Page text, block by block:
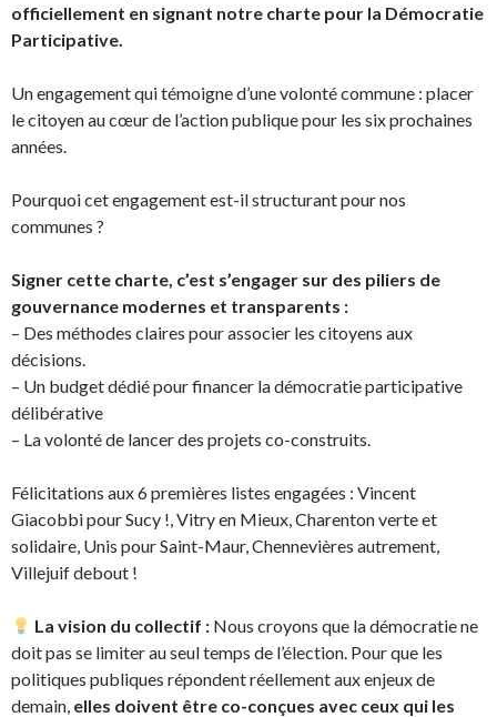
officiellement en signant notre charte pour la Démocratie
Participative.
Un engagement qui témoigne d’une volonté commune : placer
le citoyen au cœur de l’action publique pour les six prochaines
années.
Pourquoi cet engagement est-il structurant pour nos
communes ?
Signer cette charte, c’est s’engager sur des piliers de
gouvernance modernes et transparents :
– Des méthodes claires pour associer les citoyens aux
décisions.
– Un budget dédié pour financer la démocratie participative
délibérative
– La volonté de lancer des projets co-construits.
Félicitations aux 6 premières listes engagées : Vincent
Giacobbi pour Sucy !, Vitry en Mieux, Charenton verte et
solidaire, Unis pour Saint-Maur, Chennevières autrement,
Villejuif debout !
La vision du collectif : Nous croyons que la démocratie ne
doit pas se limiter au seul temps de l’élection. Pour que les
politiques publiques répondent réellement aux enjeux de
demain, elles doivent être co-conçues avec ceux qui les